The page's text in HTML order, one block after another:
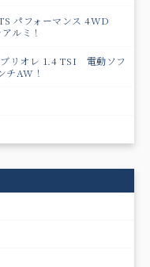
パフォーマンス 4WD
ルミ！
リオレ 1.4 TSI 電動ソフ
チAW！